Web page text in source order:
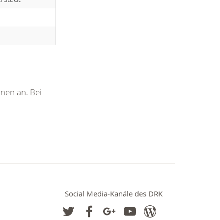
an. Bei
Social Media-Kanäle des DRK